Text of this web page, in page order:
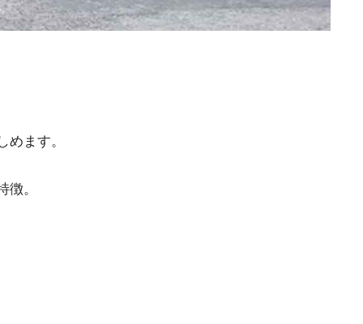
ます。
。